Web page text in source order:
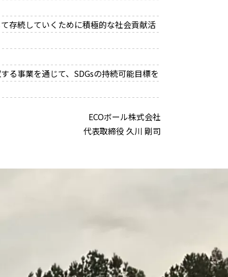
存続していくために積極的な社会貢献活
る事業を通じて、SDGsの持続可能目標を
ECOボール株式会社
代表取締役 久川 剛司